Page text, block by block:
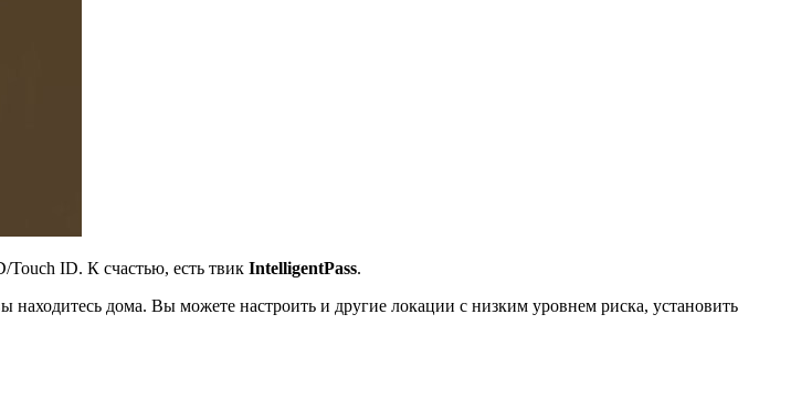
Touch ID. К счастью, есть твик IntelligentPass.
находитесь дома. Вы можете настроить и другие локации с низким уровнем риска, установить